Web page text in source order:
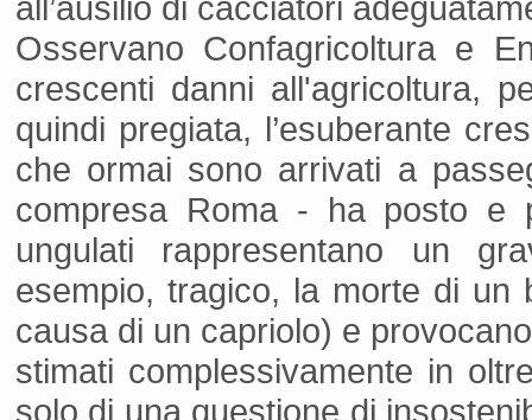
Osservano Confagricoltura e
crescenti danni all'agricoltura,
quindi pregiata, l’esuberante
che ormai sono arrivati a
compresa Roma - ha posto e
ungulati rappresentano un
esempio, tragico, la morte di
causa di un capriolo) e
stimati complessivamente in
solo di una questione di